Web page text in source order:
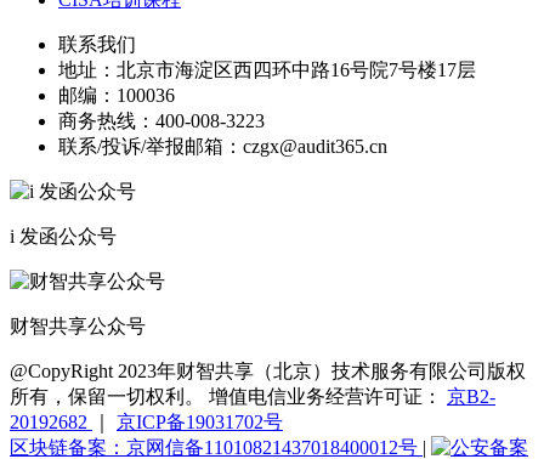
联系我们
地址： 北京市海淀区西四环中路16号院7号楼17层
邮编： 100036
商务热线： 400-008-3223
联系/投诉/举报邮箱： czgx@audit365.cn
i 发函公众号
财智共享公众号
@CopyRight 2023年财智共享（北京）技术服务有限公司版权
所有，保留一切权利。 增值电信业务经营许可证： 京B2-
20192682
京ICP备19031702号
区块链备案：京网信备11010821437018400012号 |